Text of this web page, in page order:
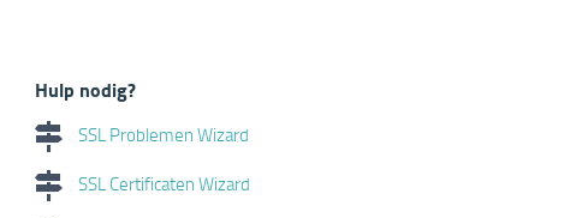
Hulp nodig?
SSL Problemen Wizard
SSL Certificaten Wizard